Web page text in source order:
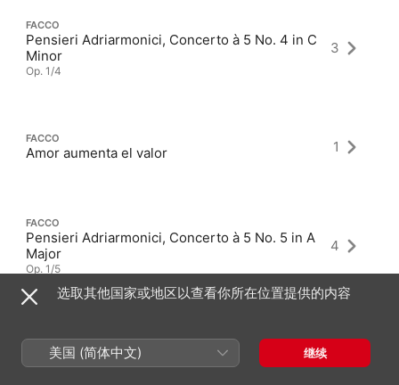
FACCO
Pensieri Adriarmonici, Concerto à 5 No. 4 in C
Minor
Op. 1/4
3
FACCO
Amor aumenta el valor 1
FACCO
Pensieri Adriarmonici, Concerto à 5 No. 5 in A
Major
Op. 1/5
4
选取其他国家或地区以查看你所在位置提供的内容
美国 (简体中文) 继续